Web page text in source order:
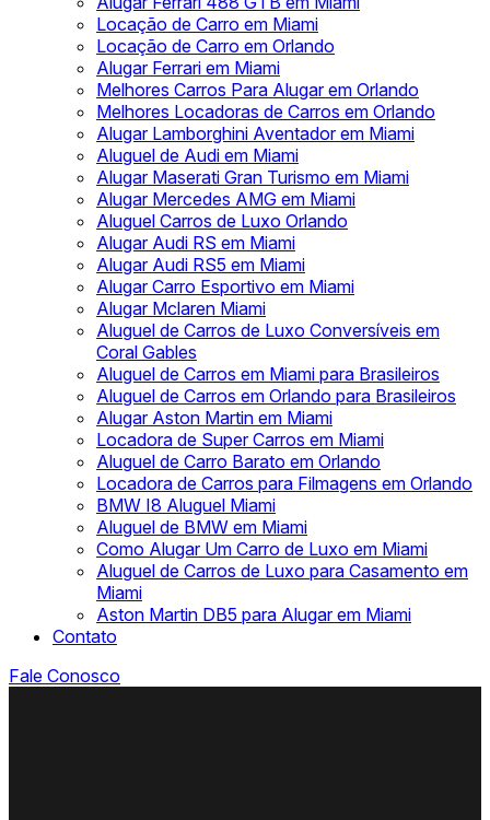
Locação de Carro em Miami
Locação de Carro em Orlando
Alugar Ferrari em Miami
Melhores Carros Para Alugar em Orlando
Melhores Locadoras de Carros em Orlando
Alugar Lamborghini Aventador em Miami
Aluguel de Audi em Miami
Alugar Maserati Gran Turismo em Miami
Alugar Mercedes AMG em Miami
Aluguel Carros de Luxo Orlando
Alugar Audi RS em Miami
Alugar Audi RS5 em Miami
Alugar Carro Esportivo em Miami
Alugar Mclaren Miami
Aluguel de Carros de Luxo Conversíveis em
Coral Gables
Aluguel de Carros em Miami para Brasileiros
Aluguel de Carros em Orlando para Brasileiros
Alugar Aston Martin em Miami
Locadora de Super Carros em Miami
Aluguel de Carro Barato em Orlando
Locadora de Carros para Filmagens em Orlando
BMW I8 Aluguel Miami
Aluguel de BMW em Miami
Como Alugar Um Carro de Luxo em Miami
Aluguel de Carros de Luxo para Casamento em
Miami
Aston Martin DB5 para Alugar em Miami
Contato
Fale Conosco